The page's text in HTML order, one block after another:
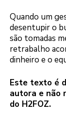
Quando um
desentupir o
são tomadas
retrabalho
dinheiro e o
Este texto é
autora e não
do H2FOZ.